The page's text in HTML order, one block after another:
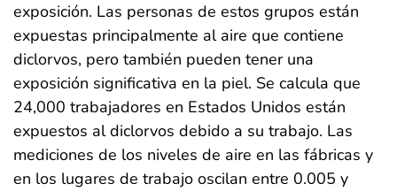
exposición. Las personas de estos grupos están
expuestas principalmente al aire que contiene
diclorvos, pero también pueden tener una
exposición significativa en la piel. Se calcula que
24,000 trabajadores en Estados Unidos están
expuestos al diclorvos debido a su trabajo. Las
mediciones de los niveles de aire en las fábricas y
en los lugares de trabajo oscilan entre 0.005 y